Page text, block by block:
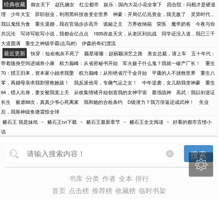
经典收藏 御女天下 赵氏嫡女 红尘都市 娱乐：国内大花小花全拿下
四合院：闷棍才是硬道
理
少年大宝 辞职创业，利用黑科技改变全世界 神豪：开局亿亿兆资金，我无敌了
灵异时代，
我以鬼怪为食
重生退婚，我在官场步步高升 诡秘之主 万界收纳箱 荣医 魔帝奶爸
今夜与你
共沉沦
写诗写歌写小说，我都会亿点点 1935赤血天灾，从老区到抗战
同学还没入道，我已三千
大道圆满
重生之神级学霸(志鸟村) 伊森的奇幻漂流
最近更新 快穿：短命炮灰不死了 颖星璀璨：赵丽颖演艺之路 美女总裁，请上车
五十年代：
带着随身空间进城奔小康
权力巅峰：从省府秘书开始 军火贩子什么鬼？我就一破产厂长！
重生
70：猎王归来，资本家小姐求我娶
权力巅峰：从拒绝省厅千金开始 平庸的人不拯救世界
重生八
零，再婚母亲求我割肾救她孩！
我反派他哥，专薅气运之女！ 中年逆袭，女儿助我变神豪
重生
64，猎人出身，妻女被我宠上天
从收集情绪开始创造我的女神宇宙 最强战神
高武：我以剑道证
长生
被虐88次，真真少爷心死离家 我和她的合租条约 D级潜力？我万倍返还成武神！
失业
后，我靠神级鱼塘震惊全球
赌石王 我是妹纸 - 赌石王txt下载 - 赌石王最新章节 - 赌石王全文阅读 - 好看的都市言情小
说
搜索
书库 分类 作者 全本 排行
首页 点击榜 推荐榜 收藏榜 临时书架
